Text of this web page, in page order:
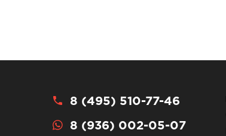
8 (495) 510-77-46
8 (936) 002-05-07